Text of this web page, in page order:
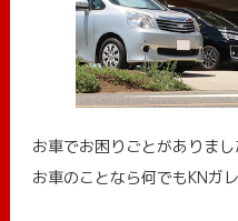
お車でお困りごとがありまし
お車のことなら何でもKNガ